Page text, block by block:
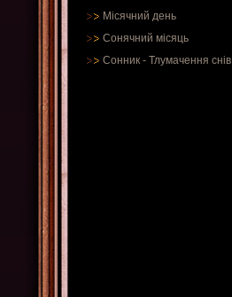
Місячний день
Сонячний місяць
Сонник - Тлумачення снів